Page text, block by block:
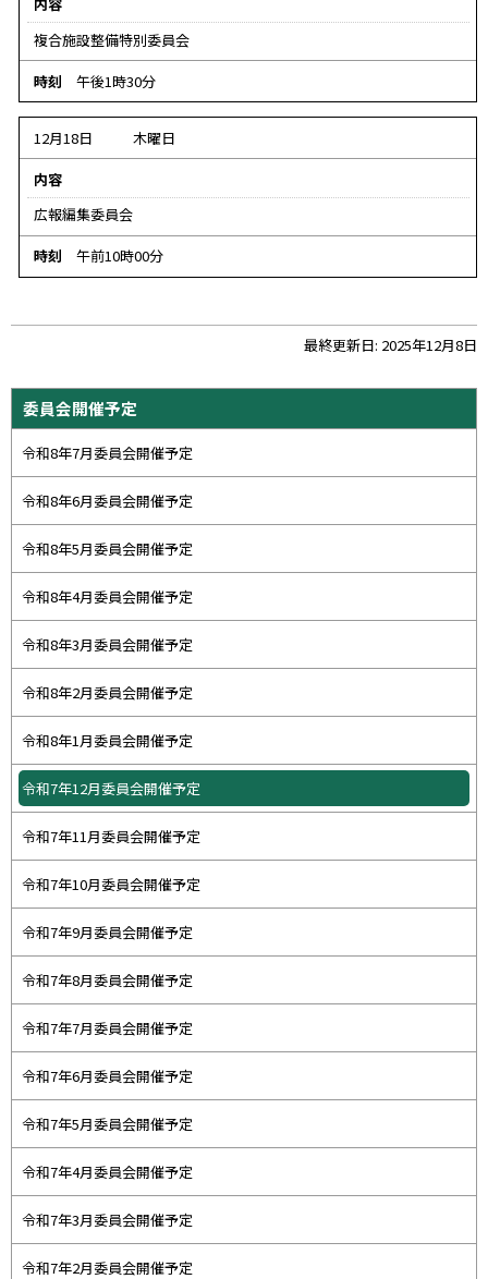
複合施設整備特別委員会
時刻
午後1時30分
12月18日
木曜日
内容
広報編集委員会
時刻
午前10時00分
プ
に
戻
最終更新日: 2025年12月8日
サ
イ
ド
メ
ニ
ュ
ー
委員会開催予定
令和8年7月委員会開催予定
令和8年6月委員会開催予定
令和8年5月委員会開催予定
令和8年4月委員会開催予定
令和8年3月委員会開催予定
令和8年2月委員会開催予定
令和8年1月委員会開催予定
令和7年12月委員会開催予定
令和7年11月委員会開催予定
令和7年10月委員会開催予定
令和7年9月委員会開催予定
令和7年8月委員会開催予定
令和7年7月委員会開催予定
令和7年6月委員会開催予定
令和7年5月委員会開催予定
令和7年4月委員会開催予定
令和7年3月委員会開催予定
令和7年2月委員会開催予定